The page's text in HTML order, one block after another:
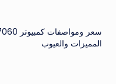
المميزات والعيوب